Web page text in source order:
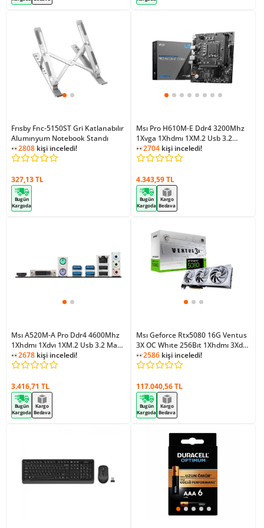
Frısby Fnc-5150ST Gri Katlanabılır
Alumınyum Notebook Standı
2808 kişi inceledi!
327,13 TL
Bugün
Kargoda
Msı Pro H610M-E Ddr4 3200Mhz
1Xvga 1Xhdmı 1XM.2 Usb 3.2
Matx 1700P (12. / 13. VE 14. Nesil
İşlemci Uyumlu)
2704kişi inceledi!
1kişi ekledi!
2704kişi inceledi!
4.343,59 TL
Bugün
Kargoda
Kargo
Bedava
Msı A520M-A Pro Ddr4 4600Mhz
1Xhdmı 1Xdvı 1XM.2 Usb 3.2 Matx
AM4 (Amd AM4 5000/4000 /3000
Serisi İle Uyumlu)
2678 kişi inceledi!
3.416,71 TL
Bugün
Kargoda
Kargo
Bedava
Msı Geforce Rtx5080 16G Ventus
3X OC Whıte 256Bıt 1Xhdmı 3Xdp
Ekran Kartı
2586 kişi inceledi!
117.040,56 TL
Bugün
Kargoda
Kargo
Bedava